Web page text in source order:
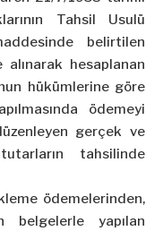
Tahsil Usulü
belirtilen
hesaplanan
hükümlerine göre
ödemeyi
gerçek ve
tahsilinde
ödemelerinden,
belgelerle yapılan